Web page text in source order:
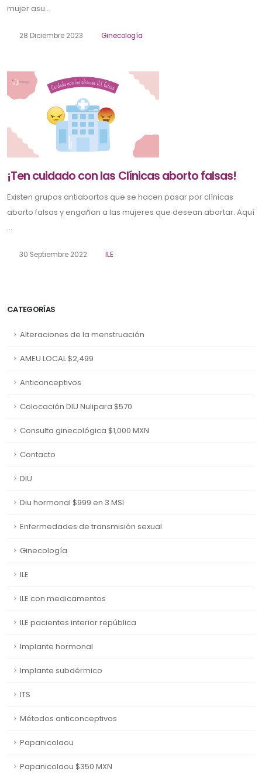
CATEGORÍAS
Alteraciones de la menstruación
AMEU LOCAL $2,499
Anticonceptivos
Colocación DIU Nulipara $570
Consulta ginecológica $1,000 MXN
Contacto
DIU
Diu hormonal $999 en 3 MSI
Enfermedades de transmisión sexual
Ginecología
ILE
ILE con medicamentos
ILE pacientes interior república
Implante hormonal
Implante subdérmico
ITS
Métodos anticonceptivos
Papanicolaou
Papanicolaou $350 MXN
mujer asu...
28 Diciembre 2023 Ginecología
¡Ten cuidado con las Clínicas aborto falsas!
Existen grupos antiabortos que se hacen pasar por clínicas
aborto falsas y engañan a las mujeres que desean abortar. Aquí
...
30 Septiembre 2022 ILE